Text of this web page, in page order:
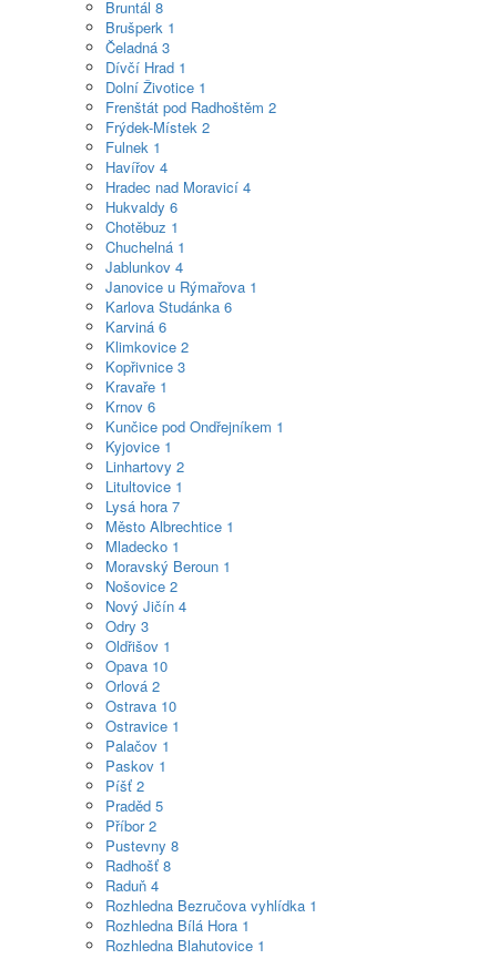
Bruntál 8
Brušperk 1
Čeladná 3
Dívčí Hrad 1
Dolní Životice 1
Frenštát pod Radhoštěm 2
Frýdek-Místek 2
Fulnek 1
Havířov 4
Hradec nad Moravicí 4
Hukvaldy 6
Chotěbuz 1
Chuchelná 1
Jablunkov 4
Janovice u Rýmařova 1
Karlova Studánka 6
Karviná 6
Klimkovice 2
Kopřivnice 3
Kravaře 1
Krnov 6
Kunčice pod Ondřejníkem 1
Kyjovice 1
Linhartovy 2
Litultovice 1
Lysá hora 7
Město Albrechtice 1
Mladecko 1
Moravský Beroun 1
Nošovice 2
Nový Jičín 4
Odry 3
Oldřišov 1
Opava 10
Orlová 2
Ostrava 10
Ostravice 1
Palačov 1
Paskov 1
Píšť 2
Praděd 5
Příbor2
Pustevny 8
Radhošť 8
Raduň 4
Rozhledna Bezručova vyhlídka 1
Rozhledna Bílá Hora 1
Rozhledna Blahutovice 1